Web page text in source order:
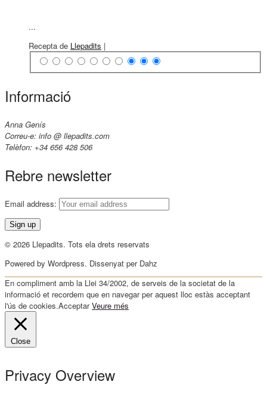
...
Recepta de Llepadits |
Informació
Anna Genís
Correu-e: info @ llepadits.com
Telèfon: +34 656 428 506
Rebre newsletter
Email address:
© 2026 Llepadits. Tots ela drets reservats
Powered by Wordpress. Dissenyat per Dahz
En compliment amb la Llei 34/2002, de serveis de la societat de la
informació et recordem que en navegar per aquest lloc estàs acceptant
l'ús de cookies.Acceptar Veure més
Close
Privacy Overview